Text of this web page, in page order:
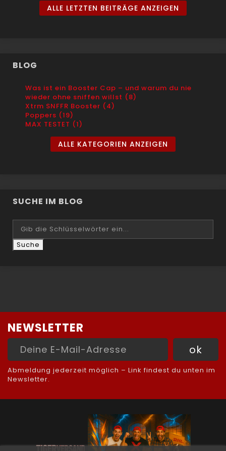
ALLE LETZTEN BEITRÄGE ANZEIGEN
BLOG
Was ist ein Booster Cap – und warum du nie
wieder ohne sniffen willst (8)
Xtrm SNFFR Booster (4)
Poppers (19)
MAX TESTET (1)
ALLE KATEGORIEN ANZEIGEN
SUCHE IM BLOG
NEWSLETTER
Abmeldung jederzeit möglich – Link findest du unten im
Newsletter.